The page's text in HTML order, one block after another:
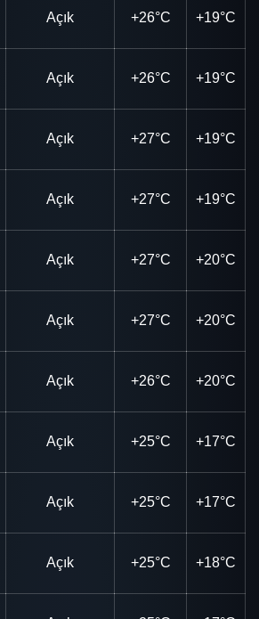
Açık +26°C +19°C
Açık +26°C +19°C
Açık +27°C +19°C
Açık +27°C +19°C
Açık +27°C +20°C
Açık +27°C +20°C
Açık +26°C +20°C
Açık +25°C +17°C
Açık +25°C +17°C
Açık +25°C +18°C